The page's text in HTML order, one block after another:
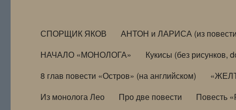
СПОРЩИК ЯКОВ АНТОН и ЛАРИСА (из
НАЧАЛО «МОНОЛОГА»
Кукисы (без рисунков,
8 глав повести «Остров» (на английском)
Из монолога Лео
Про две повести Повесть